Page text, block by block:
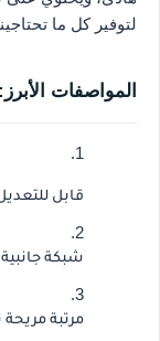
لتوفير كل ما
المواصفات الأبرز:
قابل
شبكة جانبية
مرتبة